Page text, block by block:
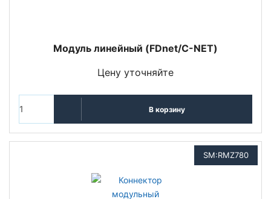
Модуль линейный (FDnet/C-NET)
Цену уточняйте
В корзину
SM:RMZ780